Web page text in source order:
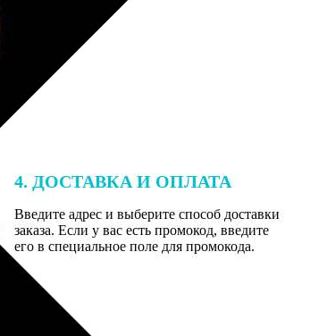
4. ДОСТАВКА И ОПЛАТА
Введите адрес и выберите способ доставки
заказа. Если у вас есть промокод, введите
его в специальное поле для промокода.